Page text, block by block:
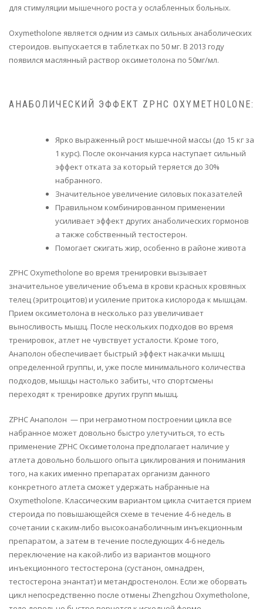
для стимуляции мышечного роста у ослабленных больных.
Oxymetholone является одним из самых сильных анаболических
стероидов. выпускается в таблетках по 50 мг. В 2013 году
появился маслянный раствор оксиметолона по 50мг/мл.
АНАБОЛИЧЕСКИЙ ЭФФЕКТ ZPHC OXYMETHOLONE:
Ярко выраженный рост мышечной массы (до 15 кг за
1 курс). После окончания курса наступает сильный
эффект отката за который теряется до 30%
набранного.
Значительное увеличение силовых показателей
Правильном комбинированном применении
усиливает эффект других анаболических гормонов
а также собственный тестостерон.
Помогает сжигать жир, особенно в районе живота
ZPHC Oxymetholone во время тренировки вызывает
значительное увеличение объема в крови красных кровяных
телец (эритроцитов) и усиление притока кислорода к мышцам.
Прием оксиметолона в несколько раз увеличивает
выносливость мышц. После нескольких подходов во время
тренировок, атлет не чувствует усталости. Кроме того,
Анаполон обеспечивает быстрый эффект накачки мышц
определенной группы, и, уже после минимального количества
подходов, мышцы настолько забиты, что спортсмены
переходят к тренировке других групп мышц.
ZPHC Анаполон — при неграмотном построении цикла все
набранное может довольно быстро улетучиться, то есть
применение ZPHC Оксиметолона предполагает наличие у
атлета довольно большого опыта циклирования и понимания
того, на каких именно препаратах организм данного
конкретного атлета сможет удержать набранные на
Oxymetholone. Классическим вариантом цикла считается прием
стероида по повышающейся схеме в течение 4-6 недель в
сочетании с каким-либо высокоанаболичным инъекционным
препаратом, а затем в течение последующих 4-6 недель
переключение на какой-либо из вариантов мощного
инъекционного тестостерона (сустанон, омнадрен,
тестостерона энантат) и метандростенолон. Если же оборвать
цикл непосредственно после отмены Zhengzhou Oxymetholone,